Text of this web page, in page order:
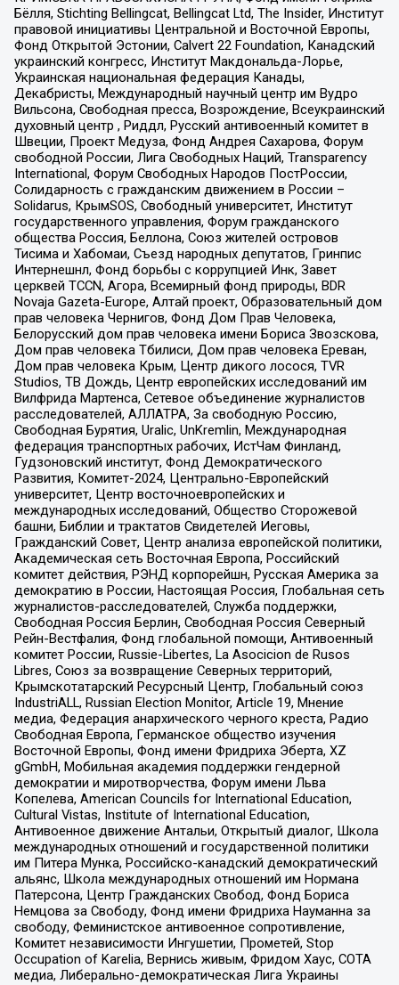
Бёлля, Stichting Bellingcat, Bellingcat Ltd, The Insider, Институт
правовой инициативы Центральной и Восточной Европы,
Фонд Открытой Эстонии, Calvert 22 Foundation, Канадский
украинский конгресс, Институт Макдональда-Лорье,
Украинская национальная федерация Канады,
Декабристы, Международный научный центр им Вудро
Вильсона, Свободная пресса, Возрождение, Всеукраинский
духовный центр , Риддл, Русский антивоенный комитет в
Швеции, Проект Медуза, Фонд Андрея Сахарова, Форум
свободной России, Лига Свободных Наций, Transparеncy
International, Форум Свободных Народов ПостРоссии,
Солидарность с гражданским движением в России –
Solidarus, КрымSOS, Свободный университет, Институт
государственного управления, Форум гражданского
общества Россия, Беллона, Союз жителей островов
Тисима и Хабомаи, Съезд народных депутатов, Гринпис
Интернешнл, Фонд борьбы с коррупцией Инк, Завет
церквей TCCN, Агора, Всемирный фонд природы, BDR
Novaja Gazeta-Europe, Алтай проект, Образовательный дом
прав человека Чернигов, Фонд Дом Прав Человека,
Белорусский дом прав человека имени Бориса Звозскова,
Дом прав человека Тбилиси, Дом прав человека Ереван,
Дом прав человека Крым, Центр дикого лосося, TVR
Studios, ТВ Дождь, Центр европейских исследований им
Вилфрида Мартенса, Сетевое объединение журналистов
расследователей, АЛЛАТРА, За свободную Россию,
Свободная Бурятия, Uralic, UnKremlin, Международная
федерация транспортных рабочих, ИстЧам Финланд,
Гудзоновский институт, Фонд Демократического
Развития, Комитет-2024, Центрально-Европейский
университет, Центр восточноевропейских и
международных исследований, Общество Сторожевой
башни, Библии и трактатов Свидетелей Иеговы,
Гражданский Совет, Центр анализа европейской политики,
Академическая сеть Восточная Европа, Российский
комитет действия, РЭНД корпорейшн, Русская Америка за
демократию в России, Настоящая Россия, Глобальная сеть
журналистов-расследователей, Служба поддержки,
Свободная Россия Берлин, Свободная Россия Северный
Рейн-Вестфалия, Фонд глобальной помощи, Антивоенный
комитет России, Russie-Libertes, La Asocicion de Rusos
Libres, Союз за возвращение Северных территорий,
Крымскотатарский Ресурсный Центр, Глобальный союз
IndustriALL, Russian Election Monitor, Article 19, Мнение
медиа, Федерация анархического черного креста, Радио
Свободная Европа, Германское общество изучения
Восточной Европы, Фонд имени Фридриха Эберта, XZ
gGmbH, Мобильная академия поддержки гендерной
демократии и миротворчества, Форум имени Льва
Копелева, American Councils for International Education,
Cultural Vistas, Institute of International Education,
Антивоенное движение Антальи, Открытый диалог, Школа
международных отношений и государственной политики
им Питера Мунка, Российско-канадский демократический
альянс, Школа международных отношений им Нормана
Патерсона, Центр Гражданских Свобод, Фонд Бориса
Немцова за Свободу, Фонд имени Фридриха Науманна за
свободу, Феминистское антивоенное сопротивление,
Комитет независимости Ингушетии, Прометей, Stop
Occupation of Karelia, Вернись живым, Фридом Хаус, СОТА
медиа, Либерально-демократическая Лига Украины